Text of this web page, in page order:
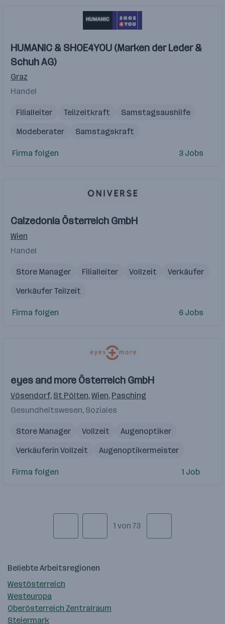
HUMANIC & SHOE4YOU (Marken der Leder &
Schuh AG)
Graz
Handel
Filialleiter Teilzeitkraft
Samstagsaushilfe
Modeberater
Samstagskraft
Firma folgen 3 Jobs
Calzedonia Österreich GmbH
Wien
Handel
Store Manager Filialleiter Vollzeit
Verkäufer
Verkäufer Teilzeit
Firma folgen 6 Jobs
eyes and more Österreich GmbH
Vösendorf, St Pölten,Wien, Pasching
Gesundheitswesen, Soziales
Store Manager Vollzeit
Augenoptiker
Verkäuferin Vollzeit
Augenoptikermeister
Augenoptik
Firma folgen 1 Job
1 von 73
Beliebte Arbeitsregionen
Westösterreich
Westeuropa
Oberösterreich Zentralraum
Steiermark